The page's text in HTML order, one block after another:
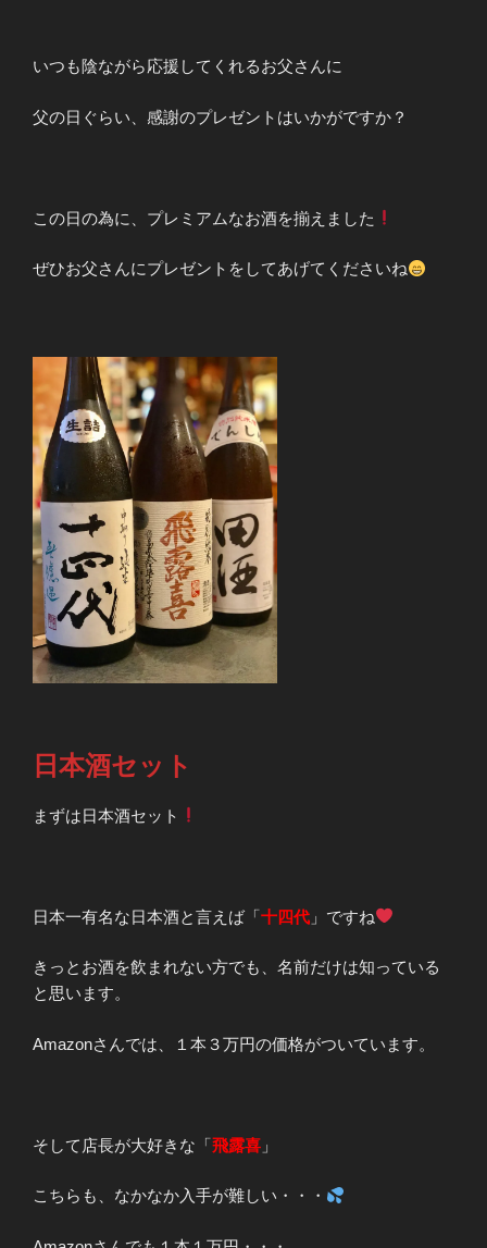
いつも陰ながら応援してくれるお父さんに
父の日ぐらい、感謝のプレゼントはいかがですか？
この日の為に、プレミアムなお酒を揃えました
ぜひお父さんにプレゼントをしてあげてくださいね
日本酒セット
まずは日本酒セット
日本一有名な日本酒と言えば「十四代 」ですね
きっとお酒を飲まれない方でも、名前だけは知っている
と思います。
Amazonさんでは、１本３万円の価格がついています。
そして店長が大好きな「飛露喜 」
こちらも、なかなか入手が難しい・・・